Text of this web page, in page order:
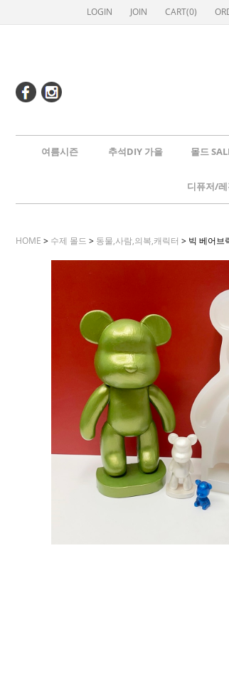
LOGIN JOIN CART(0)
여름시즌 추석DIY 가을 몰드
디퓨저/
HOME > 수제 몰드 > 동물,사람,의복,캐릭터 > 빅 베어브